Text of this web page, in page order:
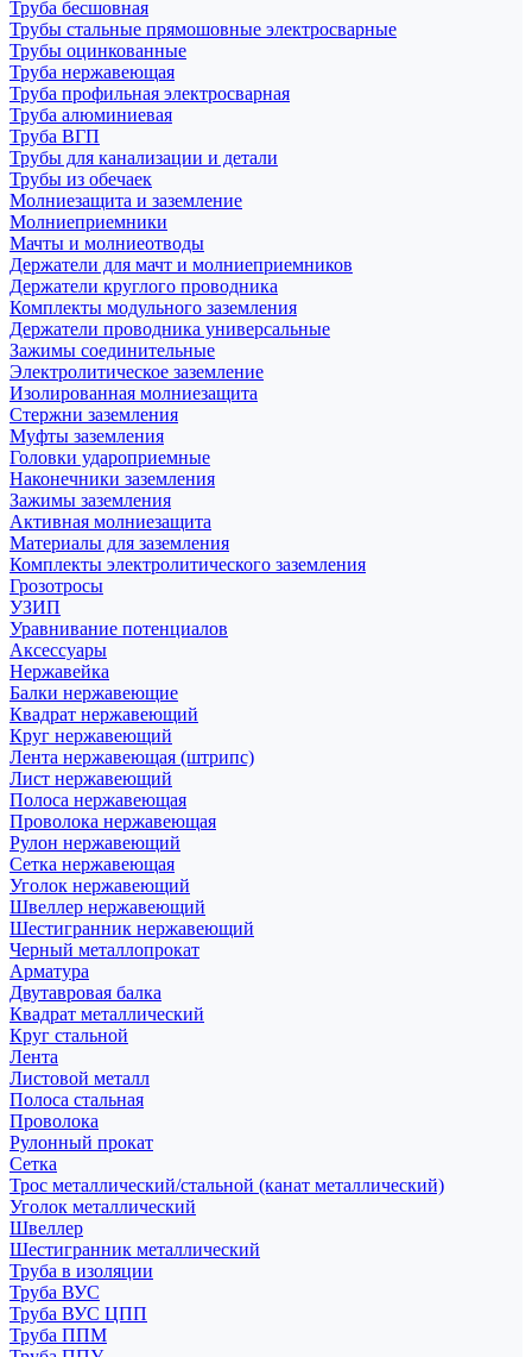
Труба бесшовная
Трубы стальные прямошовные электросварные
Трубы оцинкованные
Труба нержавеющая
Труба профильная электросварная
Труба алюминиевая
Труба ВГП
Трубы для канализации и детали
Трубы из обечаек
Молниезащита и заземление
Молниеприемники
Мачты и молниеотводы
Держатели для мачт и молниеприемников
Держатели круглого проводника
Комплекты модульного заземления
Держатели проводника универсальные
Зажимы соединительные
Электролитическое заземление
Изолированная молниезащита
Стержни заземления
Муфты заземления
Головки удароприемные
Наконечники заземления
Зажимы заземления
Активная молниезащита
Материалы для заземления
Комплекты электролитического заземления
Грозотросы
УЗИП
Уравнивание потенциалов
Аксессуары
Нержавейка
Балки нержавеющие
Квадрат нержавеющий
Круг нержавеющий
Лента нержавеющая (штрипс)
Лист нержавеющий
Полоса нержавеющая
Проволока нержавеющая
Рулон нержавеющий
Сетка нержавеющая
Уголок нержавеющий
Швеллер нержавеющий
Шестигранник нержавеющий
Черный металлопрокат
Арматура
Двутавровая балка
Квадрат металлический
Круг стальной
Лента
Листовой металл
Полоса стальная
Проволока
Рулонный прокат
Сетка
Трос металлический/стальной (канат металлический)
Уголок металлический
Швеллер
Шестигранник металлический
Труба в изоляции
Труба ВУС
Труба ВУС ЦПП
Труба ППМ